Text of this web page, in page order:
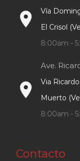
place
Vía
El Crisol
8:00am -
place
Ave.
Via
Muerto
8:00am -
Contacto